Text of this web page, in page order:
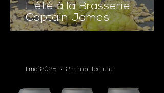
L'été à la Brasserie
Captain James
1 mai 2025 2 min de lecture